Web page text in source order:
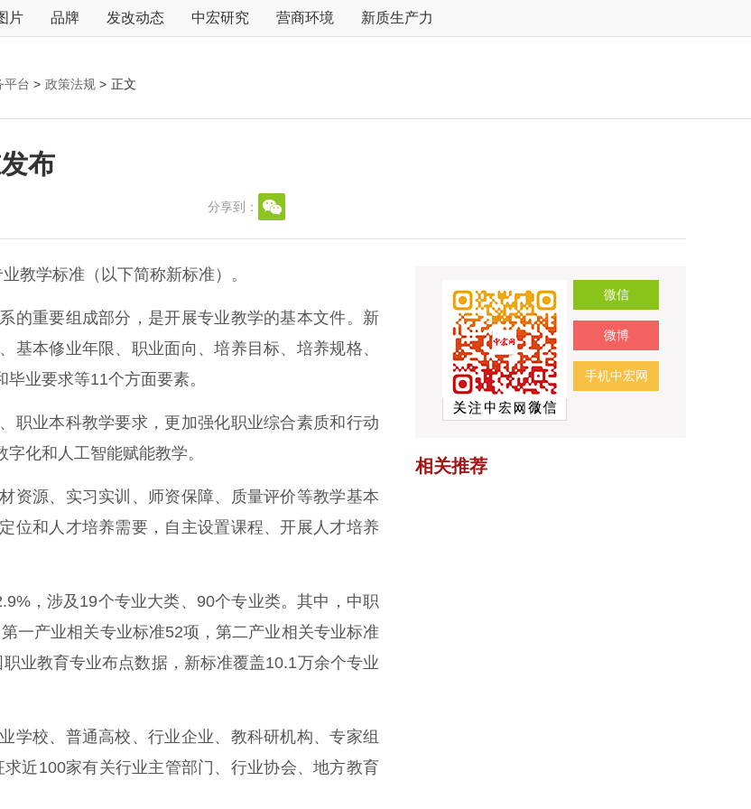
片 品牌 发改动态 中宏研究 营商环境 新质生产力
平台 > 政策法规 > 正文
布
分享到：
学标准（以下简称新标准）。
重要组成部分，是开展专业教学的基本文件。新
本修业年限、职业面向、培养目标、培养规格、
业要求等11个方面要素。
业本科教学要求，更加强化职业综合素质和行动
化和人工智能赋能教学。
源、实习实训、师资保障、质量评价等教学基本
位和人才培养需要，自主设置课程、开展人才培养
，涉及19个专业大类、90个专业类。其中，中职
一产业相关专业标准52项，第二产业相关专业标准
业教育专业布点数据，新标准覆盖10.1万余个专业
校、普通高校、行业企业、教科研机构、专家组
近100家有关行业主管部门、行业协会、地方教育
微信
微博
手机中宏网
相关推荐